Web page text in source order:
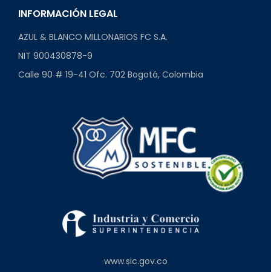
INFORMACIÓN LEGAL
AZUL & BLANCO MILLONARIOS FC S.A.
NIT 900430878-9
Calle 90 # 19-41 Ofc. 702 Bogotá, Colombia
www.sic.gov.co